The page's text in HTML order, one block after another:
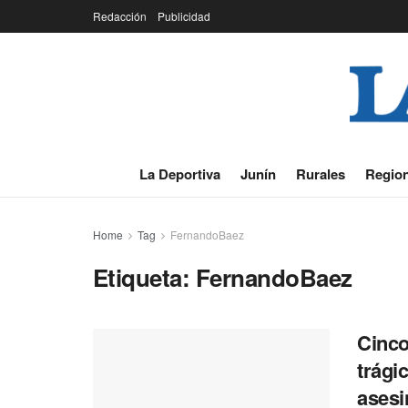
Redacción Publicidad
La Deportiva Junín Rurales
Home Tag FernandoBaez
Etiqueta: FernandoBaez